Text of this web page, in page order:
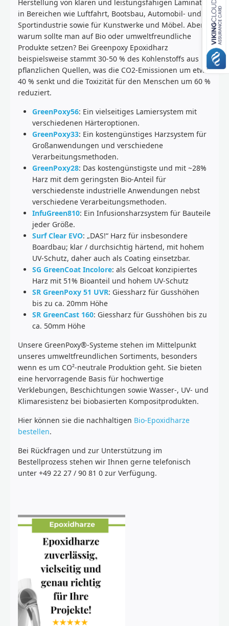
Herstellung von klaren und leistungsfähigen Laminaten
in Bereichen wie Luftfahrt, Bootsbau, Automobil- und
Sportindustrie sowie für Kunstwerke und Möbel. Aber
warum sollte man auf Bio oder umweltfreundliche
Produkte setzen? Bei Greenpoxy Epoxidharz
beispielsweise stammt 30-50 % des Kohlenstoffs aus
pflanzlichen Quellen, was die CO2-Emissionen um etwa
40 % senkt und die Toxizität für den Menschen um 60 %
reduziert.
GreenPoxy56: Ein vielseitiges Lamiersystem mit
verschiedenen Härteroptionen.
GreenPoxy33: Ein kostengünstiges Harzsystem für
Großanwendungen und verschiedene
Verarbeitungsmethoden.
GreenPoxy28: Das kostengünstigste und mit ~28%
Harz mit dem geringsten Bio-Anteil für
verschiedenste industrielle Anwendungen nebst
verschiedene Verarbeitungsmethoden.
InfuGreen810: Ein Infusionsharzsystem für Bauteile
jeder Größe.
Surf Clear EVO: „DAS!“ Harz für insbesondere
Boardbau; klar / durchsichtig härtend, mit hohem
UV-Schutz, daher auch als Coating einsetzbar.
SG GreenCoat Incolore: als Gelcoat konzipiertes
Harz mit 51% Bioanteil und hohem UV-Schutz
SR GreenPoxy 51 UVR: Giessharz für Gusshöhen
bis zu ca. 20mm Höhe
SR GreenCast 160: Giessharz für Gusshöhen bis zu
ca. 50mm Höhe
Unsere GreenPoxy®-Systeme stehen im Mittelpunkt
unseres umweltfreundlichen Sortiments, besonders
wenn es um CO²-neutrale Produktion geht. Sie bieten
eine hervorragende Basis für hochwertige
Verklebungen, Beschichtungen sowie Wasser-, UV- und
Klimaresistenz bei biobasierten Kompositprodukten.
Hier können sie die nachhaltigen Bio-Epoxidharze
bestellen.
Bei Rückfragen und zur Unterstützung im
Bestellprozess stehen wir Ihnen gerne telefonisch
unter +49 22 27 / 90 81 0 zur Verfügung.